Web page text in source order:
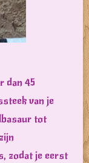
dan 45
van je
tot
zodat je eerst